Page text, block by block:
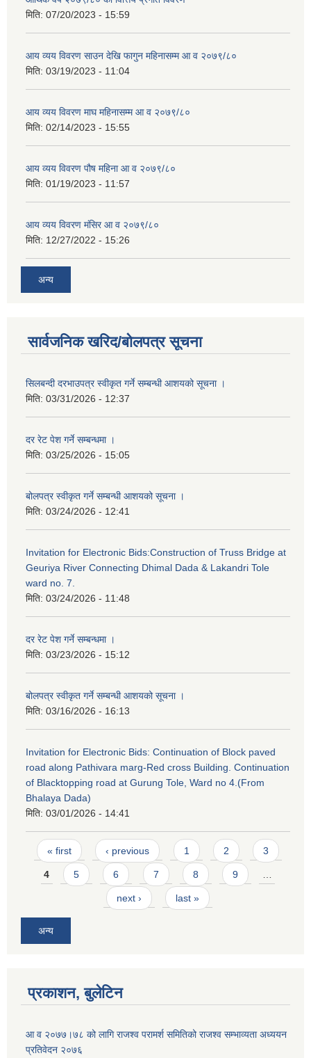
मिति: 07/20/2023 - 15:59
आय व्यय विवरण साउन देखि फागुन महिनासम्म आ व २०७९/८०
मिति: 03/19/2023 - 11:04
आय व्यय विवरण माघ महिनासम्म आ व २०७९/८०
मिति: 02/14/2023 - 15:55
आय व्यय विवरण पौष महिना आ व २०७९/८०
मिति: 01/19/2023 - 11:57
आय व्यय विवरण मंसिर आ व २०७९/८०
मिति: 12/27/2022 - 15:26
अन्य
सार्वजनिक खरिद/बोलपत्र सूचना
सिलबन्दी दरभाउपत्र स्वीकृत गर्ने सम्बन्धी आशयको सूचना ।
मिति: 03/31/2026 - 12:37
दर रेट पेश गर्ने सम्बन्धमा ।
मिति: 03/25/2026 - 15:05
बोलपत्र स्वीकृत गर्ने सम्बन्धी आशयको सूचना ।
मिति: 03/24/2026 - 12:41
Invitation for Electronic Bids:Construction of Truss Bridge at
Geuriya River Connecting Dhimal Dada & Lakandri Tole
ward no. 7.
मिति: 03/24/2026 - 11:48
दर रेट पेश गर्ने सम्बन्धमा ।
मिति: 03/23/2026 - 15:12
बोलपत्र स्वीकृत गर्ने सम्बन्धी आशयको सूचना ।
मिति: 03/16/2026 - 16:13
Invitation for Electronic Bids: Continuation of Block paved
road along Pathivara marg-Red cross Building. Continuation
of Blacktopping road at Gurung Tole, Ward no 4.(From
Bhalaya Dada)
मिति: 03/01/2026 - 14:41
Pages
« first ‹ previous 1 2 3
4 5 6 7 8 9 …
next › last »
अन्य
प्रकाशन, बुलेटिन
आ व २०७७।७८ को लागि राजश्व परामर्श समितिको राजश्व सम्भाव्यता अध्ययन
प्रतिवेदन २०७६